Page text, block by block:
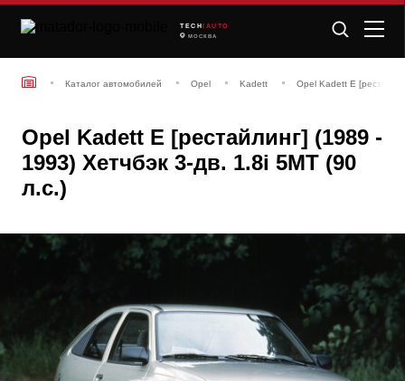
TECH /AUTO
МОСКВА
Каталог автомобилей Opel Kadett Opel Kadett E
Opel Kadett E [рестайлинг] (1989 -
1993) Хетчбэк 3-дв. 1.8i 5MT (90
л.с.)